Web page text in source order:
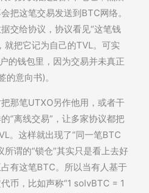
把这笔交易发送到BTC网络。
交给协议，协议看见“这笔钱
就把它记为自己的TVL。可实
的钱包里，因为交易并未真正
意向书)。
那笔UTXO另作他用，或者干
“离线交易”，让多家协议都把
。这样就出现了“同一笔BTC
所谓的“锁仓”其实只是看上去好
有这笔BTC。所以当有人基于
币，比如声称“1 solvBTC = 1